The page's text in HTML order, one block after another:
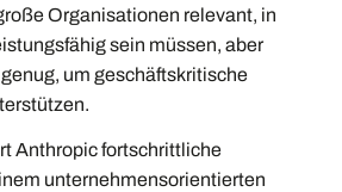
Organisationen relevant, in
sein müssen, aber
um geschäftskritische
Anthropic fortschrittliche
unternehmensorientierten